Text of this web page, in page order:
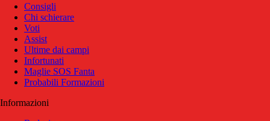
Consigli
Chi schierare
Voti
Assist
Ultime dai campi
Infortunati
Maglie SOS Fanta
Probabili Formazioni
Informazioni